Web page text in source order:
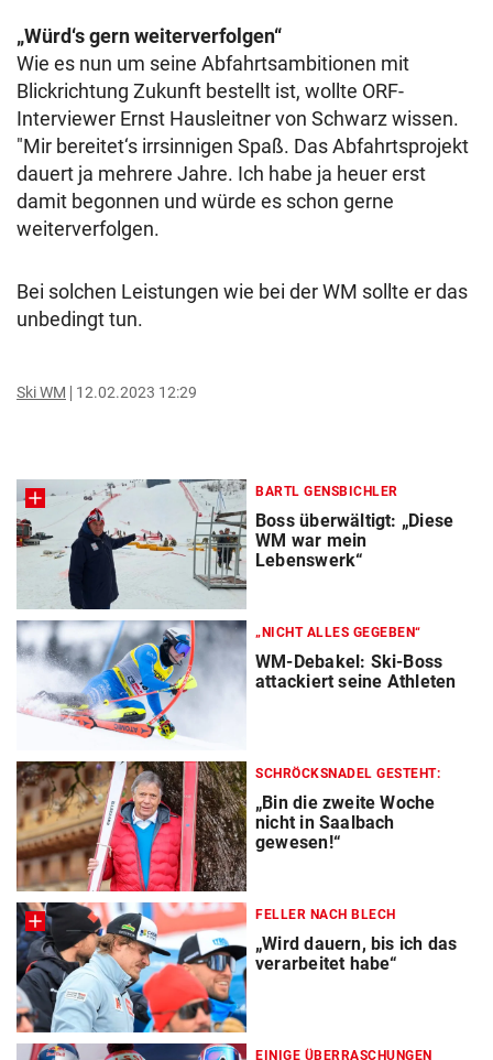
„Würd‘s gern weiterverfolgen“
Wie es nun um seine Abfahrtsambitionen mit
Blickrichtung Zukunft bestellt ist, wollte ORF-
Interviewer Ernst Hausleitner von Schwarz wissen.
"Mir bereitet‘s irrsinnigen Spaß. Das Abfahrtsprojekt
dauert ja mehrere Jahre. Ich habe ja heuer erst
damit begonnen und würde es schon gerne
weiterverfolgen.
Bei solchen Leistungen wie bei der WM sollte er das
unbedingt tun.
Ski WM 12.02.2023 12:29
BARTL GENSBICHLER
Boss überwältigt: „Diese
WM war mein
Lebenswerk“
„NICHT ALLES GEGEBEN“
WM-Debakel: Ski-Boss
attackiert seine Athleten
SCHRÖCKSNADEL GESTEHT:
„Bin die zweite Woche
nicht in Saalbach
gewesen!“
FELLER NACH BLECH
„Wird dauern, bis ich das
verarbeitet habe“
EINIGE ÜBERRASCHUNGEN